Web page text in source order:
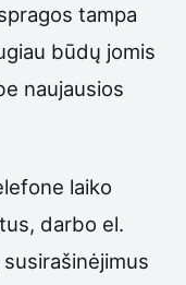
tampa
būdų jomis
naujausios
laiko
darbo el.